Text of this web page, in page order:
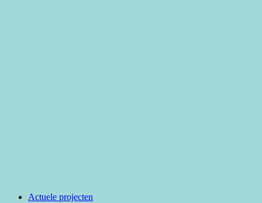
Actuele projecten